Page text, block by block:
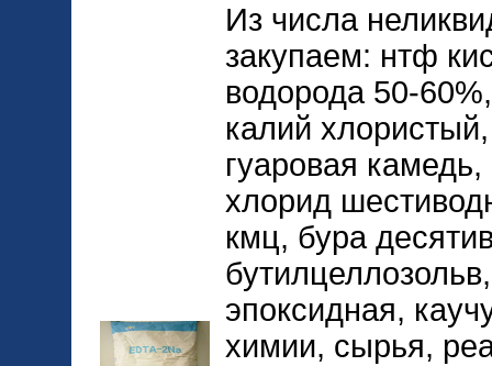
Из числа
закупаем: нтф
водорода 50-
калий
гуаровая
хлорид
кмц, бура
эпоксидная,
химии, сырья,